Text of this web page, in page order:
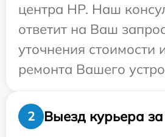
центра HP. Наш
ответит на Ваш
уточнения стоимости
ремонта Вашего
2
Выезд курьера